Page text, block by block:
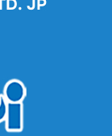
JP